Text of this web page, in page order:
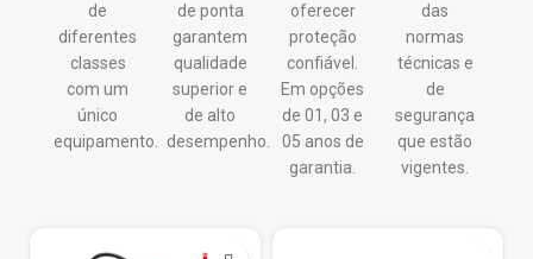
de
diferentes
classes
com um
único
equipamento.
de ponta
garantem
qualidade
superior e
de alto
desempenho.
oferecer
proteção
confiável.
Em opções
de 01, 03 e
05 anos de
garantia.
das
normas
técnicas e
de
segurança
que estão
vigentes.